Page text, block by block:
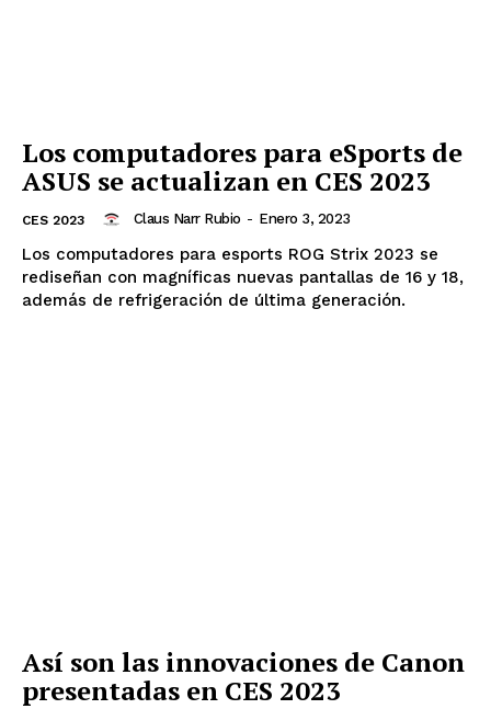
Los computadores para eSports de
ASUS se actualizan en CES 2023
CES 2023 Claus Narr Rubio - Enero 3, 2023
Los computadores para esports ROG Strix 2023 se
rediseñan con magníficas nuevas pantallas de 16 y 18,
además de refrigeración de última generación.
Así son las innovaciones de Canon
presentadas en CES 2023